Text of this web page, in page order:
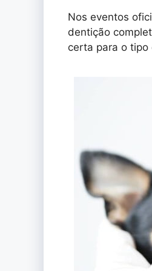
Nos eventos
dentição
certa para o tipo